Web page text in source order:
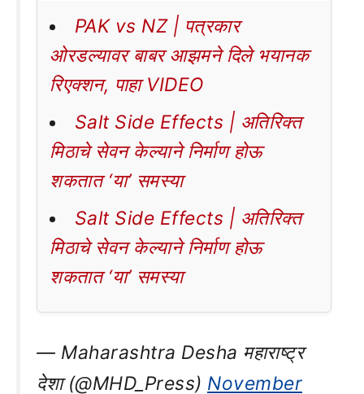
PAK vs NZ | पत्रकार
ओरडल्यावर बाबर आझमने दिले भयानक
रिएक्शन, पाहा VIDEO
Salt Side Effects | अतिरिक्त
मिठाचे सेवन केल्याने निर्माण होऊ
शकतात ‘या’ समस्या
Salt Side Effects | अतिरिक्त
मिठाचे सेवन केल्याने निर्माण होऊ
शकतात ‘या’ समस्या
— Maharashtra Desha महाराष्ट्र
देशा (@MHD_Press) November